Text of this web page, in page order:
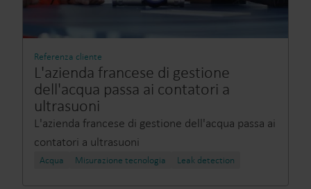
Referenza cliente
L'azienda francese di gestione
dell'acqua passa ai contatori a
ultrasuoni
L'azienda francese di gestione dell'acqua passa ai
contatori a ultrasuoni
Acqua Misurazione tecnologia Leak detection